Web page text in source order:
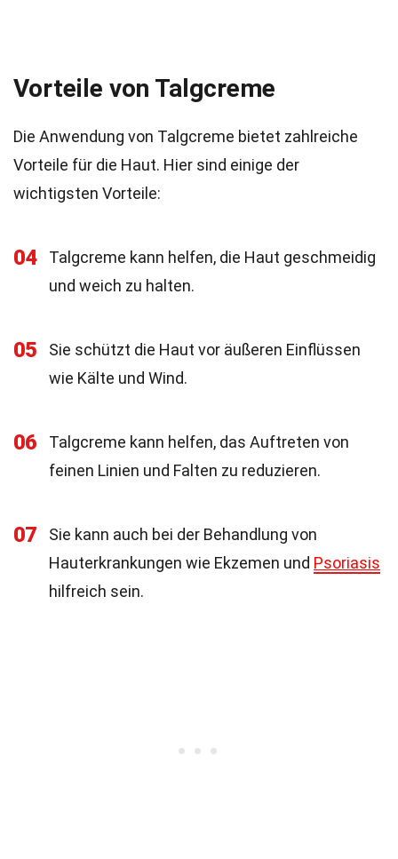
Vorteile von Talgcreme
Die Anwendung von Talgcreme bietet zahlreiche
Vorteile für die Haut. Hier sind einige der
wichtigsten Vorteile:
04
Talgcreme kann helfen, die Haut geschmeidig
und weich zu halten.
05
Sie schützt die Haut vor äußeren Einflüssen
wie Kälte und Wind.
06
Talgcreme kann helfen, das Auftreten von
feinen Linien und Falten zu reduzieren.
07
Sie kann auch bei der Behandlung von
Hauterkrankungen wie Ekzemen und Psoriasis
hilfreich sein.